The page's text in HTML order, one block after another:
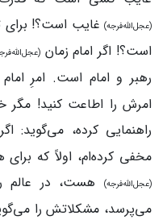
(عجل‌الله‌فرجه) غایب است؟!
است؟! اگر امام زمان
رهبر و امام است. امرِ
امرش را اطاعت کنید! مگر
راهنمایی کرده، می‌گوید:
مخفی کرده‌ام، اولاً که
(عجل‌الله‌فرجه)
هست، در عالم
می‌پرسد، مشکلاتش را